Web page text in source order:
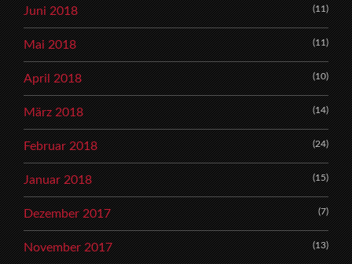
Juni 2018 (11)
Mai 2018 (11)
April 2018 (10)
März 2018 (14)
Februar 2018 (24)
Januar 2018 (15)
Dezember 2017 (7)
November 2017 (13)